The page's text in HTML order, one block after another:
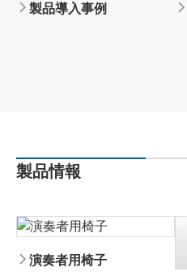
製品導入事例
製品情報
演奏者用椅子